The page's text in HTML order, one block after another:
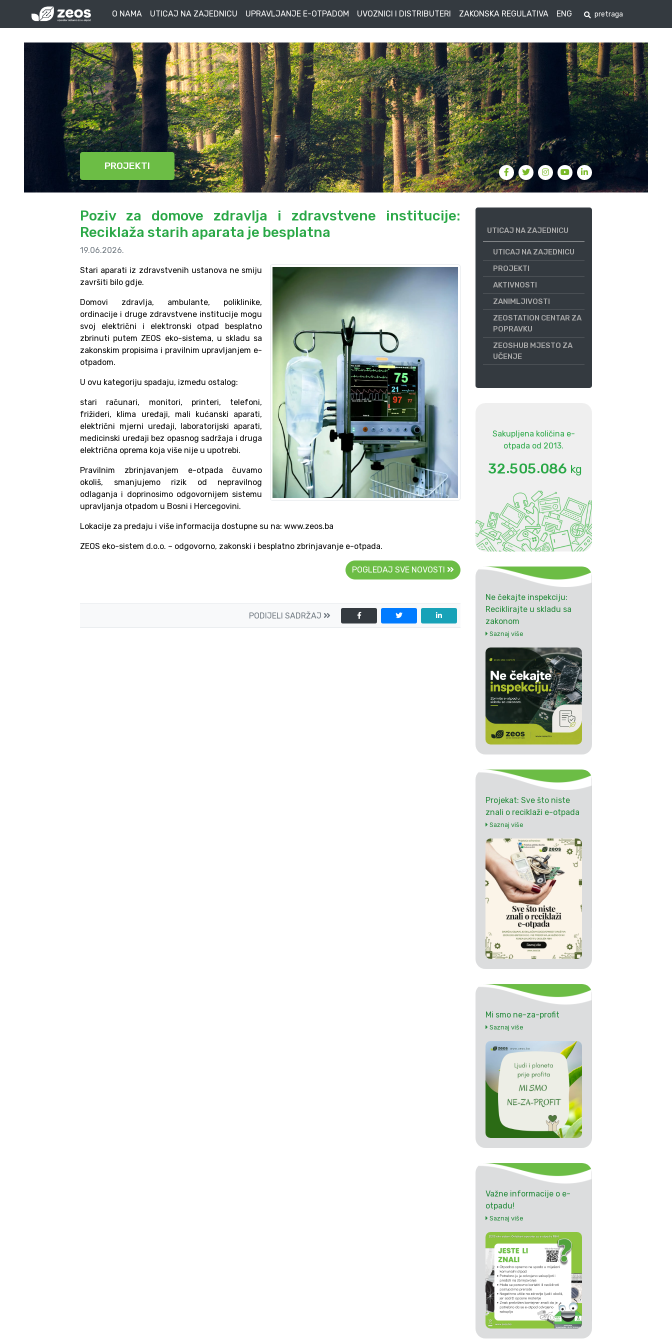
O NAMA UTICAJ NA ZAJEDNICU UPRAVLJANJE E-OTPADOM UVOZNICI I DISTRIBUTERI ZAKONSKA REGULATIVA ENG
PROJEKTI
Poziv za domove zdravlja i zdravstvene institucije:
Reciklaža starih aparata je besplatna
19.06.2026.
Stari aparati iz zdravstvenih ustanova ne smiju
završiti bilo gdje.
Domovi zdravlja, ambulante, poliklinike,
ordinacije i druge zdravstvene institucije mogu
svoj električni i elektronski otpad besplatno
zbrinuti putem ZEOS eko-sistema, u skladu sa
zakonskim propisima i pravilnim upravljanjem e-
otpadom.
U ovu kategoriju spadaju, između ostalog:
stari računari, monitori, printeri, telefoni,
frižideri, klima uređaji, mali kućanski aparati,
električni mjerni uređaji, laboratorijski aparati,
medicinski uređaji bez opasnog sadržaja i druga
električna oprema koja više nije u upotrebi.
Pravilnim zbrinjavanjem e-otpada čuvamo
okoliš, smanjujemo rizik od nepravilnog
odlaganja i doprinosimo odgovornijem sistemu
upravljanja otpadom u Bosni i Hercegovini.
Lokacije za predaju i više informacija dostupne su na: www.zeos.ba
ZEOS eko-sistem d.o.o. – odgovorno, zakonski i besplatno zbrinjavanje e-otpada.
POGLEDAJ SVE NOVOSTI
PODIJELI SADRŽAJ
UTICAJ NA ZAJEDNICU
UTICAJ NA ZAJEDNICU
PROJEKTI
AKTIVNOSTI
ZANIMLJIVOSTI
ZEOSTATION CENTAR ZA
POPRAVKU
ZEOSHUB MJESTO ZA
UČENJE
Sakupljena količina e-
otpada od 2013.
32.505.086 kg
Ne čekajte inspekciju:
Reciklirajte u skladu sa
zakonom
Saznaj više
Projekat: Sve što niste
znali o reciklaži e-otpada
Saznaj više
Mi smo ne-za-profit
Saznaj više
Važne informacije o e-
otpadu!
Saznaj više